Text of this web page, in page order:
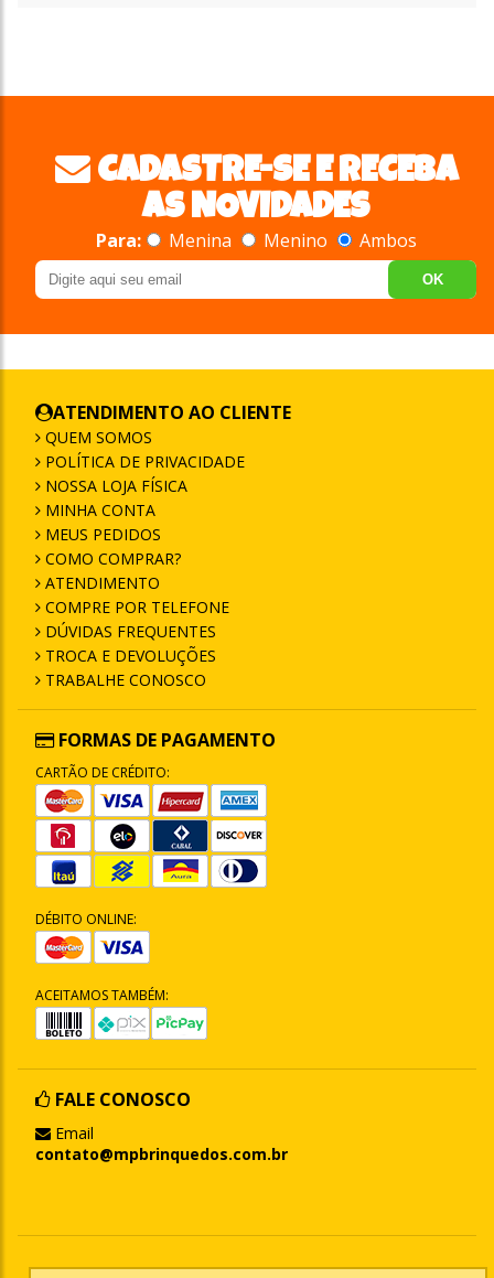
CADASTRE-SE E RECEBA
AS NOVIDADES
Para: Menina Menino Ambos
OK
ATENDIMENTO AO CLIENTE
QUEM SOMOS
POLÍTICA DE PRIVACIDADE
NOSSA LOJA FÍSICA
MINHA CONTA
MEUS PEDIDOS
COMO COMPRAR?
ATENDIMENTO
COMPRE POR TELEFONE
DÚVIDAS FREQUENTES
TROCA E DEVOLUÇÕES
TRABALHE CONOSCO
FORMAS DE PAGAMENTO
CARTÃO DE CRÉDITO:
DÉBITO ONLINE:
ACEITAMOS TAMBÉM:
FALE CONOSCO
Email
contato@mpbrinquedos.com.br